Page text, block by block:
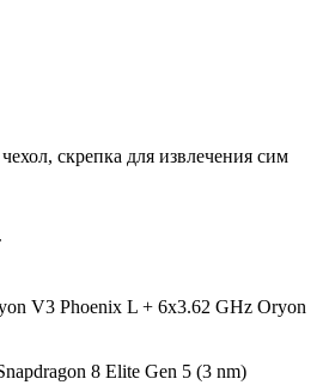
скрепка для извлечения сим
V3 Phoenix L + 6x3.62 GHz Oryon
8 Elite Gen 5 (3 nm)